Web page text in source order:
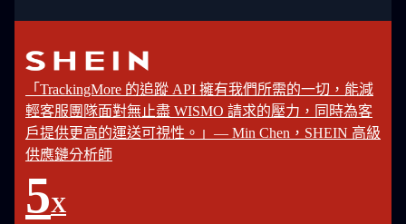
「TrackingMore 的追蹤 API 擁有我們所需的一切，能減
輕客服團隊面對無止盡 WISMO 請求的壓力，同時為客
戶提供更高的運送可視性。」— Min Chen，SHEIN 高級
供應鏈分析師
5X